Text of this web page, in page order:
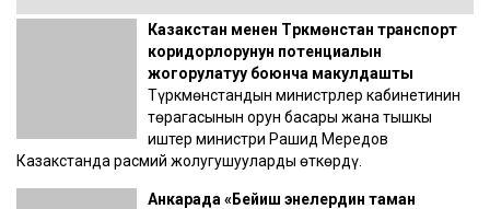
Казакстан менен Түркмөнстан транспорт
коридорлорунун потенциалын
жогорулатуу боюнча макулдашты
Түркмөнстандын министрлер кабинетинин
төрагасынын орун басары жана тышкы
иштер министри Рашид Мередов
Казакстанда расмий жолугушууларды өткөрдү.
Анкарада «Бейиш энелердин таман